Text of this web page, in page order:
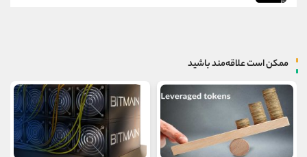
ممکن است علاقه‌مند باشید